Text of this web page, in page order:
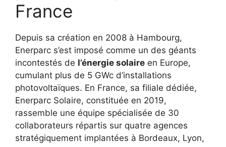
France
Depuis sa création en 2008 à Hambourg,
Enerparc s’est imposé comme un des géants
incontestés de l’énergie solaire en Europe,
cumulant plus de 5 GWc d’installations
photovoltaïques. En France, sa filiale dédiée,
Enerparc Solaire, constituée en 2019,
rassemble une équipe spécialisée de 30
collaborateurs répartis sur quatre agences
stratégiquement implantées à Bordeaux, Lyon,